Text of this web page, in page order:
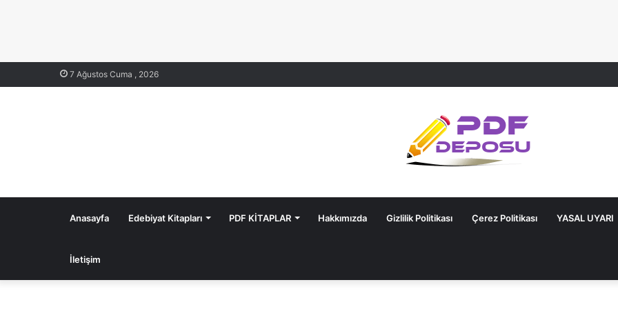
7 Ağustos Cuma , 2026
Anasayfa Edebiyat Kitapları PDF KİTAPLAR Hakkımızda Gizlilik Politikası Çerez Politikası YASAL UYARI
İletişim